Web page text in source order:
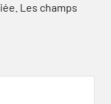
Les champs